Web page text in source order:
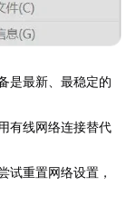
是最新、最稳定的
有线网络连接替代
试重置网络设置，